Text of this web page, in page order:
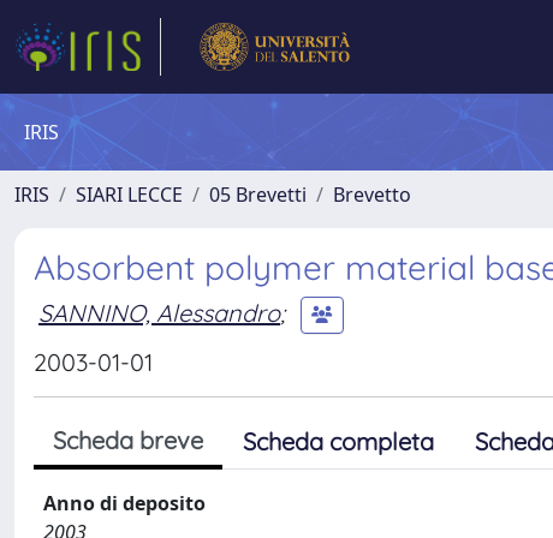
IRIS
IRIS SIARI LECCE 05 Brevetti Brevetto
Absorbent polymer material
SANNINO, Alessandro;
2003-01-01
Scheda breve Scheda completa
Anno di deposito
2003